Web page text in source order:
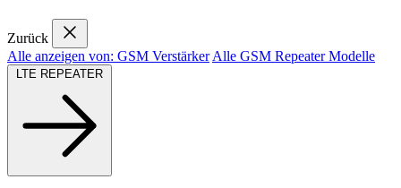
Zurück
Alle anzeigen von: GSM Verstärker Alle GSM Repeater Modelle
LTE REPEATER